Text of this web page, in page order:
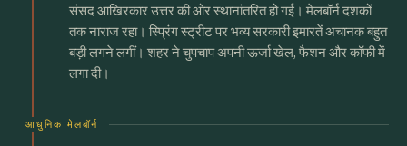
संसद आखिरकार उत्तर की ओर स्थानांतरित हो गई। मेलबॉर्न दशकों
तक नाराज रहा। स्प्रिंग स्ट्रीट पर भव्य सरकारी इमारतें अचानक बहुत
बड़ी लगने लगीं। शहर ने चुपचाप अपनी ऊर्जा खेल, फैशन और कॉफी में
लगा दी।
आधुनिक मेलबॉर्न